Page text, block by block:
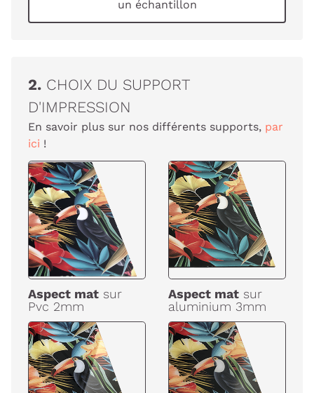
un échantillon
2. CHOIX DU SUPPORT
D'IMPRESSION
En savoir plus sur nos différents supports, par
ici !
Aspect mat sur
Pvc 2mm
Aspect mat sur
aluminium 3mm